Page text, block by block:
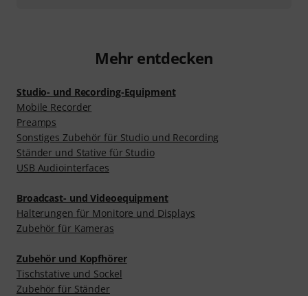
Mehr entdecken
Studio- und Recording-Equipment
Mobile Recorder
Preamps
Sonstiges Zubehör für Studio und Recording
Ständer und Stative für Studio
USB Audiointerfaces
Broadcast- und Videoequipment
Halterungen für Monitore und Displays
Zubehör für Kameras
Zubehör und Kopfhörer
Tischstative und Sockel
Zubehör für Ständer